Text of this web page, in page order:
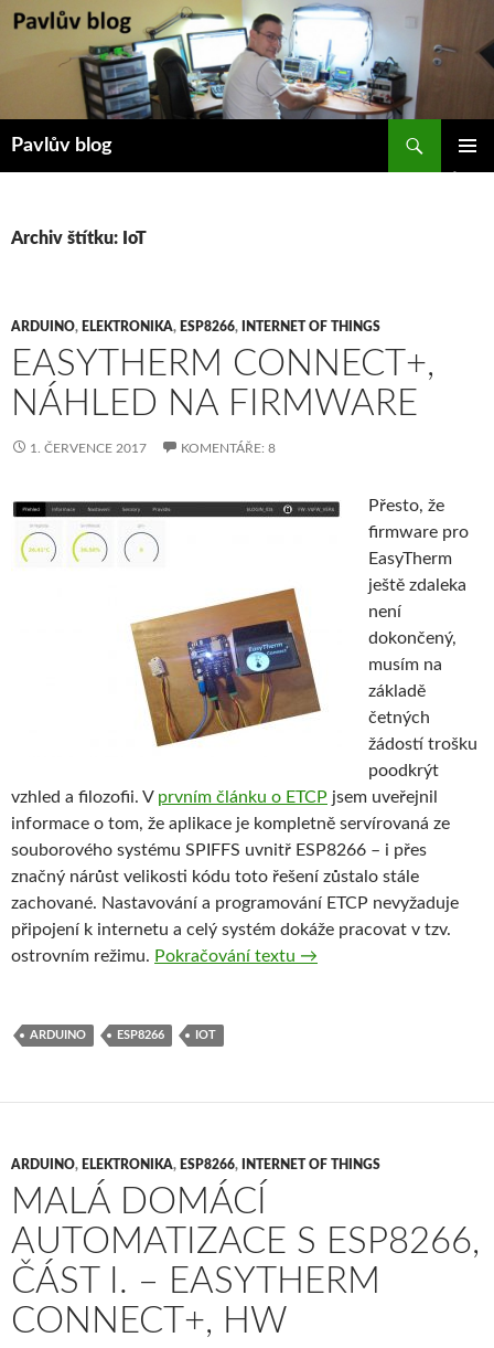
Přejít
Pavlův blog
Archiv štítku: IoT
ARDUINO, ELEKTRONIKA, ESP8266, INTERNET OF THINGS
EASYTHERM CONNECT+,
NÁHLED NA FIRMWARE
1. ČERVENCE 2017 KOMENTÁŘE: 8
Přesto, že
firmware pro
EasyTherm
ještě zdaleka
není
dokončený,
musím na
základě
četných
žádostí trošku
poodkrýt
vzhled a filozofii. V prvním článku o ETCP jsem uveřejnil
informace o tom, že aplikace je kompletně servírovaná ze
souborového systému SPIFFS uvnitř ESP8266 – i přes
značný nárůst velikosti kódu toto řešení zůstalo stále
zachované. Nastavování a programování ETCP nevyžaduje
připojení k internetu a celý systém dokáže pracovat v tzv.
ostrovním režimu. Pokračování textu EasyTherm Connect+,
→
ARDUINO ESP8266 IOT
ARDUINO, ELEKTRONIKA, ESP8266, INTERNET OF THINGS
MALÁ DOMÁCÍ
AUTOMATIZACE S ESP8266,
ČÁST I. – EASYTHERM
CONNECT+, HW